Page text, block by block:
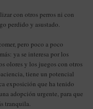
con otros perros ni con
perdido y asustado.
pero poco a poco
ya se interesa por los
olores y los juegos con otros
tiene un potencial
exposición que ha tenido
adopción urgente, para que
tranquila.